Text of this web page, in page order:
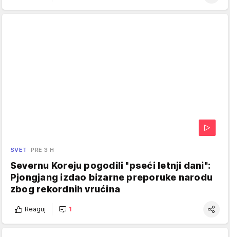
SVET PRE 3 H
Severnu Koreju pogodili "pseći letnji dani":
Pjongjang izdao bizarne preporuke narodu
zbog rekordnih vrućina
Reaguj 1